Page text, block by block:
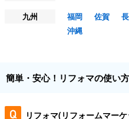
九州
福岡 佐賀
沖縄
簡単・安心！リフォマの使い方
リフォマ(リフォームマー